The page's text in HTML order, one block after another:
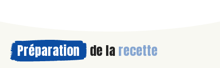
Préparation de la recette